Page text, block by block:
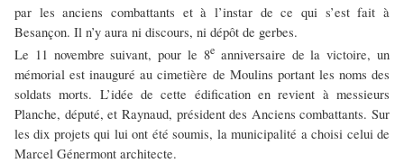
par les anciens combattants et à l’instar de ce qui s’est fait à
Besançon. Il n’y aura ni discours, ni dépôt de gerbes.
Le 11 novembre suivant, pour le 8eanniversaire de la victoire, un
mémorial est inauguré au cimetière de Moulins portant les noms des
soldats morts. L’idée de cette édification en revient à messieurs
Planche, député, et Raynaud, président des Anciens combattants. Sur
les dix projets qui lui ont été soumis, la municipalité a choisi celui de
Marcel Génermont architecte.